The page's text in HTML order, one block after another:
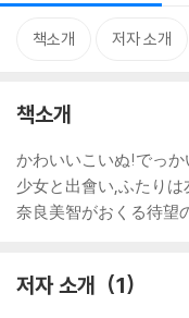
책소개 저자 소개
책소개
かわいいこいぬ!でっ
少女と出會い,ふたり
奈良美智がおくる待望
저자 소개 1